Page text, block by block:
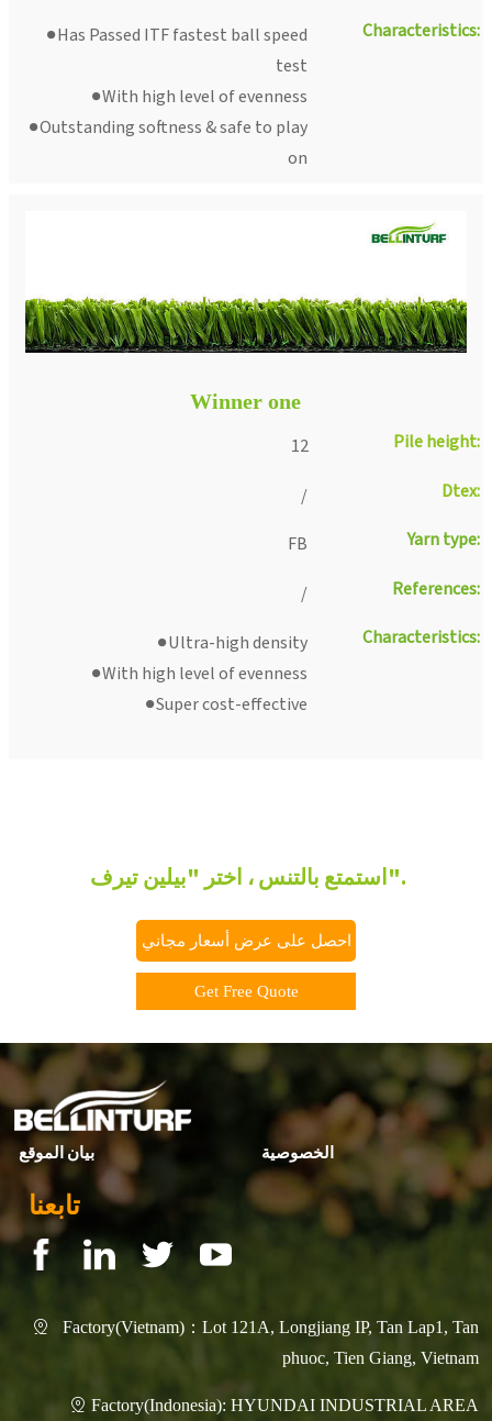
●Has Passed ITF fastest ball speed
test
●With high level of evenness
●Outstanding softness & safe to play
on
Characteristics:
Winner one
12
Pile height:
/ Dtex:
FB Yarn type:
/ References:
●Ultra-high density
●With high level of evenness
●Super cost-effective
Characteristics:
استمتع بالتنس ، اختر "بيلين تيرف".
احصل على عرض أسعار مجاني
Get Free Quote
بيان الموقع الخصوصية
تابعنا

Factory(Vietnam)：Lot 121A, Longjiang IP, Tan Lap1, Tan
phuoc, Tien Giang, Vietnam
 Factory(Indonesia): HYUNDAI INDUSTRIAL AREA